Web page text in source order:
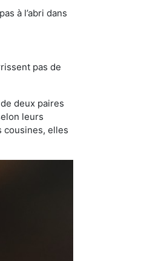
à l’abri dans
pas de
deux paires
leurs
cousines, elles